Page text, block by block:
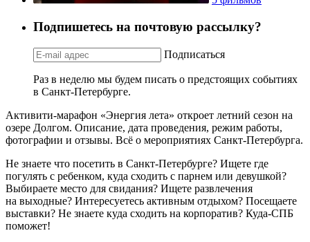
Подпишетесь на почтовую рассылку?
Подписаться
Раз в неделю мы будем писать о предстоящих событиях
в Санкт-Петербурге.
Активити-марафон «Энергия лета» откроет летний сезон на
озере Долгом. Описание, дата проведения, режим работы,
фотографии и отзывы. Всё о мероприятиях Санкт-Петербурга.
Не знаете что посетить в Санкт-Петербурге? Ищете где
погулять с ребенком, куда сходить с парнем или девушкой?
Выбираете место для свидания? Ищете развлечения
на выходные? Интересуетесь активным отдыхом? Посещаете
выставки? Не знаете куда сходить на корпоратив? Куда-СПБ
поможет!